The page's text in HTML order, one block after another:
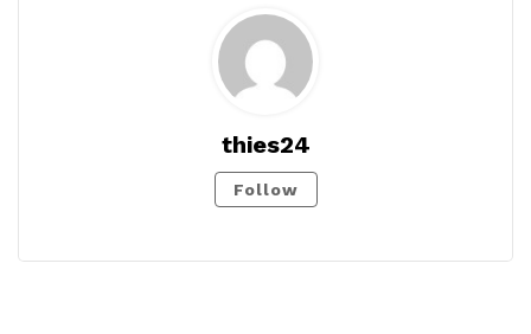
thies24
Follow